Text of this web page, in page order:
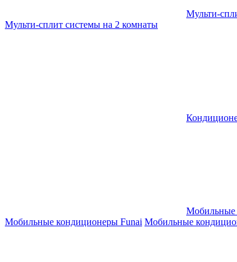
Мульти-
Мульти-сплит системы на 2 комнаты
Мобильные
Мобильные кондиционеры Funai Мобильные